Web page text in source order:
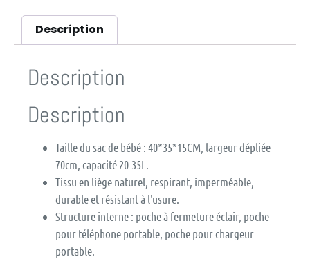
Description
Description
Description
Taille du sac de bébé : 40*35*15CM, largeur dépliée
70cm, capacité 20-35L.
Tissu en liège naturel, respirant, imperméable,
durable et résistant à l'usure.
Structure interne : poche à fermeture éclair, poche
pour téléphone portable, poche pour chargeur
portable.